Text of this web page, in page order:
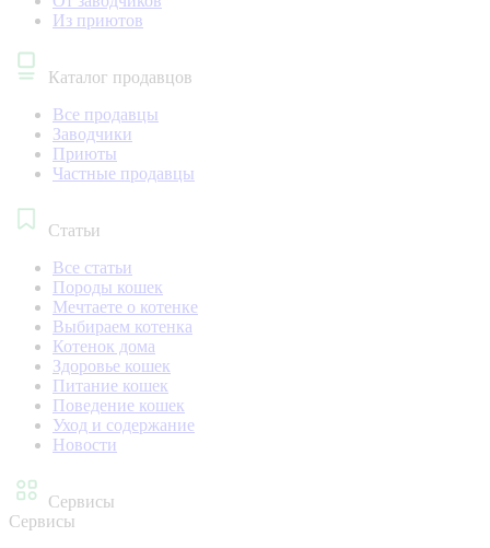
Из приютов
Каталог продавцов
Все продавцы
Заводчики
Приюты
Частные продавцы
Статьи
Все статьи
Породы кошек
Мечтаете о котенке
Выбираем котенка
Котенок дома
Здоровье кошек
Питание кошек
Поведение кошек
Уход и содержание
Новости
Сервисы
Сервисы